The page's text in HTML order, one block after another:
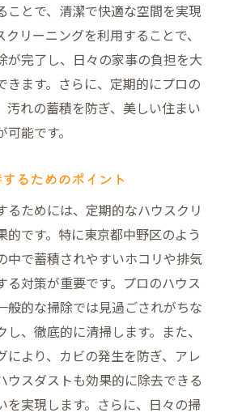
ことで、清潔で快適な空間を実現
リーニングを利用することで、
が完了し、日々の家事の負担を大
きます。さらに、定期的にプロの
汚れの蓄積を防ぎ、美しい住まい
能です。
るためのポイント
るためには、定期的なハウスクリ
的です。特に東京都中野区のよう
中で蓄積されやすいホコリや排気
る対策が重要です。プロのハウス
般的な掃除では見過ごされがちな
、徹底的に清掃します。また、
により、カビの発生を防ぎ、アレ
ウスダストも効果的に除去できる
を実現します。さらに、日々の掃